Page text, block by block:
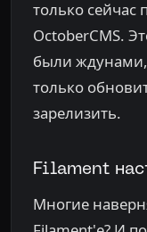
только сейчас
OctoberCMS.
были ждунами,
только
зарелизить.
Filament
Многие